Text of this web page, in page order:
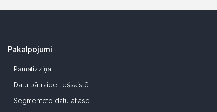
Pakalpojumi
Pamatizziņa
Datu pārraide tiešsaistē
Segmentēto datu atlase